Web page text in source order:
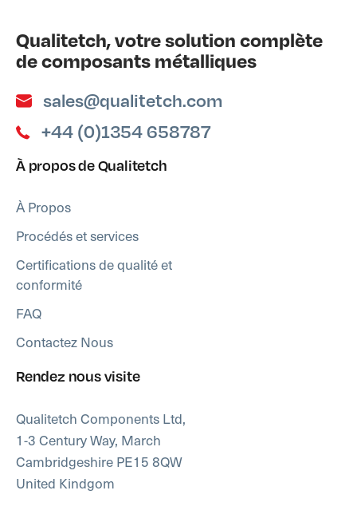
Qualitetch, votre solution complète
de composants métalliques
sales@qualitetch.com
+44 (0)1354 658787
À propos de Qualitetch
À Propos
Procédés et services
Certifications de qualité et
conformité
FAQ
Contactez Nous
Rendez nous visite
Qualitetch Components Ltd,
1-3 Century Way, March
Cambridgeshire PE15 8QW
United Kindgom